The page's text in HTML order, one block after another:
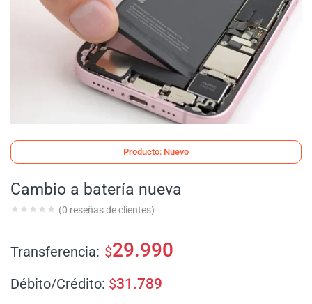
Producto: Nuevo
Cambio a batería nueva
(0 reseñas de clientes)
Transferencia: $29.990
Débito/Crédito: $31.789
Lost password?